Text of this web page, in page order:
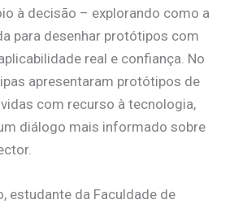
à decisão – explorando como a
para desenhar protótipos com
real e confiança. No
apresentaram protótipos de
com recurso à tecnologia,
diálogo mais informado sobre
estudante da Faculdade de